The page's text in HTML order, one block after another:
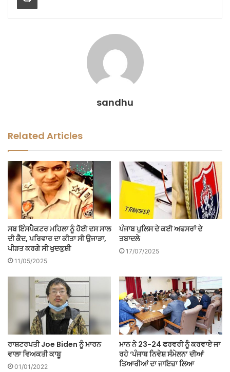
sandhu
Related Articles
ਸਬ ਇੰਸਪੈਕਟਰ ਮਹਿਲਾ ਨੂੰ ਹੋਈ ਦਸ ਸਾਲ
ਦੀ ਕੈਦ, ਪਰਿਵਾਰ ਦਾ ਕੀਤਾ ਸੀ ਉਜਾੜਾ,
ਪੀੜਤ ਕਰਗੇ ਸੀ ਖੁਦਕੁਸ਼ੀ
11/05/2025
ਪੰਜਾਬ ਪੁਲਿਸ ਦੇ ਕਈ ਅਫਸਰਾਂ ਦੇ
ਤਬਾਦਲੇ
17/07/2025
ਰਾਸ਼ਟਰਪਤੀ Joe Biden ਨੂੰ ਮਾਰਨ
ਵਾਲਾ ਵਿਅਕਤੀ ਕਾਬੂ
01/01/2022
ਮਾਨ ਨੇ 23-24 ਫਰਵਰੀ ਨੂੰ ਕਰਵਾਏ ਜਾ
ਰਹੇ ‘ਪੰਜਾਬ ਨਿਵੇਸ਼ ਸੰਮੇਲਨ’ ਦੀਆਂ
ਤਿਆਰੀਆਂ ਦਾ ਜਾਇਜ਼ਾ ਲਿਆ